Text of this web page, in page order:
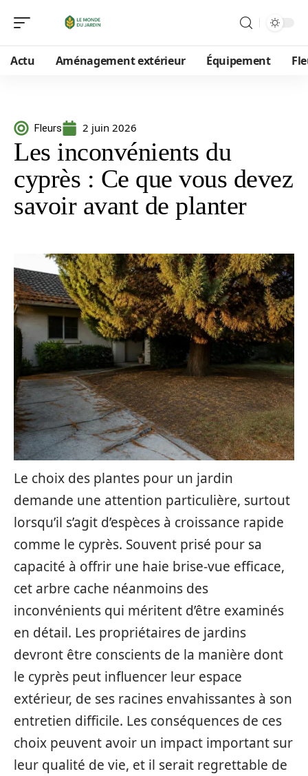
Actu Aménagement extérieur Équipement
Fleurs 2 juin 2026
Les inconvénients du
cyprès : Ce que vous devez
savoir avant de planter
Le choix des plantes pour un jardin
demande une attention particulière, surtout
lorsqu’il s’agit d’espèces à croissance rapide
comme le cyprès. Souvent prisé pour sa
capacité à offrir une haie brise-vue efficace,
cet arbre cache néanmoins des
inconvénients qui méritent d’être examinés
en détail. Les propriétaires de jardins
devront être conscients de la manière dont
le cyprès peut influencer leur espace
extérieur, de ses racines envahissantes à son
entretien difficile. Les conséquences de ces
choix peuvent avoir un impact important sur
leur qualité de vie, et il serait regrettable de